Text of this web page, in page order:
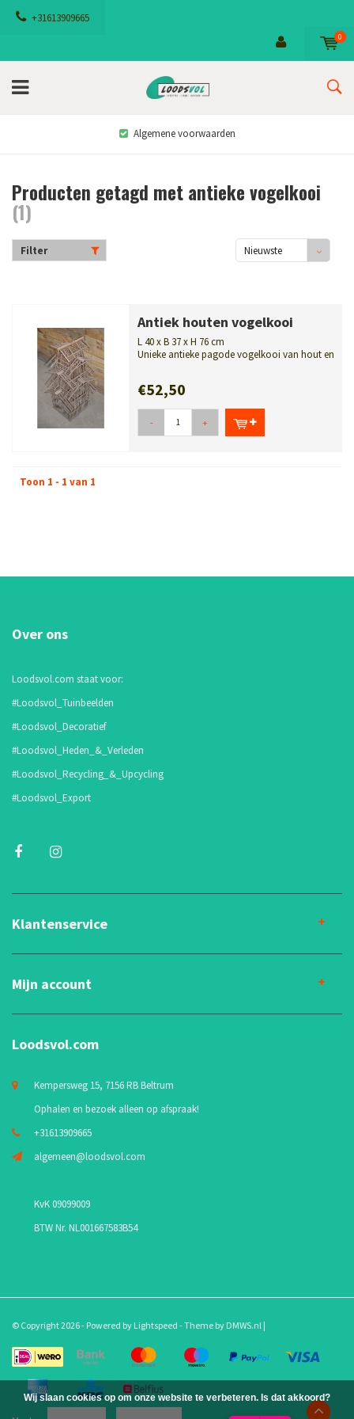
+31613909665
0
Algemene voorwaarden
Producten getagd met antieke vogelkooi
(1)
Filter
Nieuwste
Antiek houten vogelkooi
L 40 x B 37 x H 76 cm
Unieke antieke pagode vogelkooi van hout en
€52,50
- +
Toon 1 - 1 van 1
Over ons
Loodsvol.com staat voor:
#Loodsvol_Tuinbeelden
#Loodsvol_Decoratief
#Loodsvol_Heden_&_Verleden
#Loodsvol_Recycling_&_Upcycling
#Loodsvol_Export
Klantenservice
Mijn account
Loodsvol.com
Kempersweg 15, 7156 RB Beltrum
Ophalen en bezoek alleen op afspraak!
+31613909665
algemeen@loodsvol.com
KvK 09099009
BTW Nr. NL001667583B54
© Copyright 2026 - Powered by Lightspeed - Theme by DMWS.nl |
Wij slaan cookies op om onze website te verbeteren. Is dat akkoord?